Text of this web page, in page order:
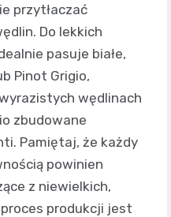
przytłaczać
Do lekkich
pasuje białe,
Pinot Grigio,
wędlinach
zbudowane
Pamiętaj, że każdy
powinien
z niewielkich,
produkcji jest